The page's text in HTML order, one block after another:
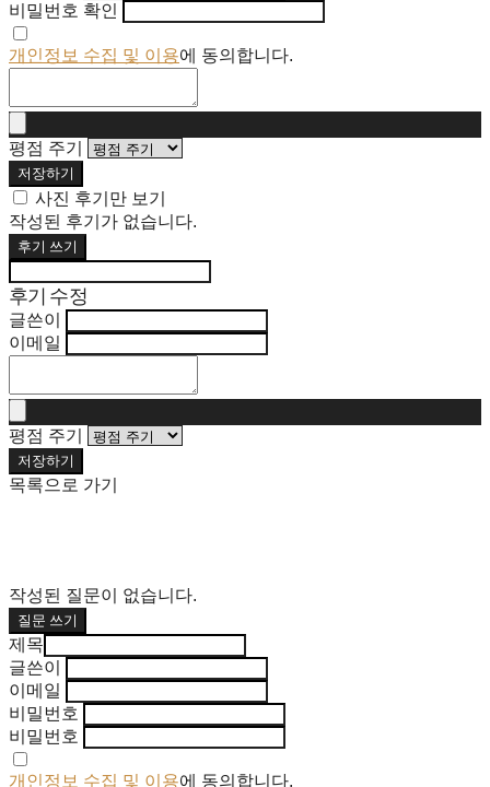
비밀번호 확인
개인정보 수집 및 이용에 동의합니다.
평점 주기
저장하기
사진 후기만 보기
작성된 후기가 없습니다.
후기 쓰기
후기 수정
글쓴이
이메일
평점 주기
저장하기
목록으로 가기
작성된 질문이 없습니다.
질문 쓰기
제목
글쓴이
이메일
비밀번호
비밀번호
개인정보 수집 및 이용에 동의합니다.